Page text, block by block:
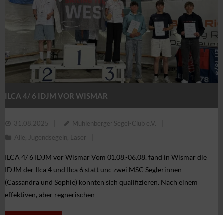
ILCA 4/ 6 IDJM VOR WISMAR
31.08.2025
Mühlenberger Segel-Club e.V.
Alle
Jugendsegeln Laser
ILCA 4/ 6 IDJM vor Wismar Vom 01.08.-06.08. fand in Wismar die
IDJM der Ilca 4 und Ilca 6 statt und zwei MSC Seglerinnen
(Cassandra und Sophie) konnten sich qualifizieren. Nach einem
effektiven, aber regnerischen